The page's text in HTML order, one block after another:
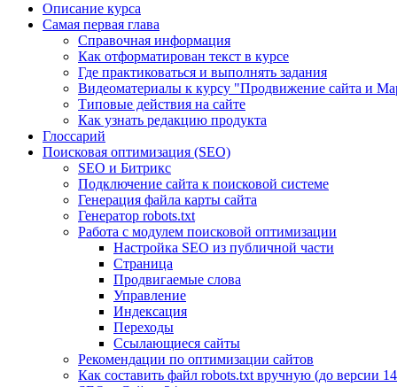
Описание курса
Самая первая глава
Справочная информация
Как отформатирован текст в курсе
Где практиковаться и выполнять задания
Видеоматериалы к курсу "Продвижение сайта и
Типовые действия на сайте
Как узнать редакцию продукта
Глоссарий
Поисковая оптимизация (SEO)
SEO и Битрикс
Подключение сайта к поисковой системе
Генерация файла карты сайта
Генератор robots.txt
Работа с модулем поисковой оптимизации
Настройка SEO из публичной части
Страница
Продвигаемые слова
Управление
Индексация
Переходы
Ссылающиеся сайты
Рекомендации по оптимизации сайтов
Как составить файл robots.txt вручную (до версии